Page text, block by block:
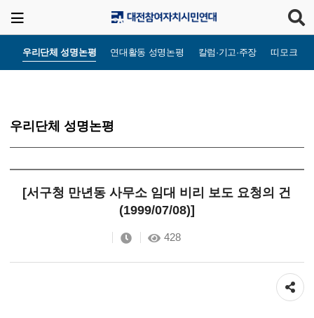
우리단체 성명논평 연대활동 성명논평 칼럼·기고·주장 띠모크라
우리단체 성명논평
[서구청 만년동 사무소 임대 비리 보도 요청의 건
(1999/07/08)]
428
공유하기